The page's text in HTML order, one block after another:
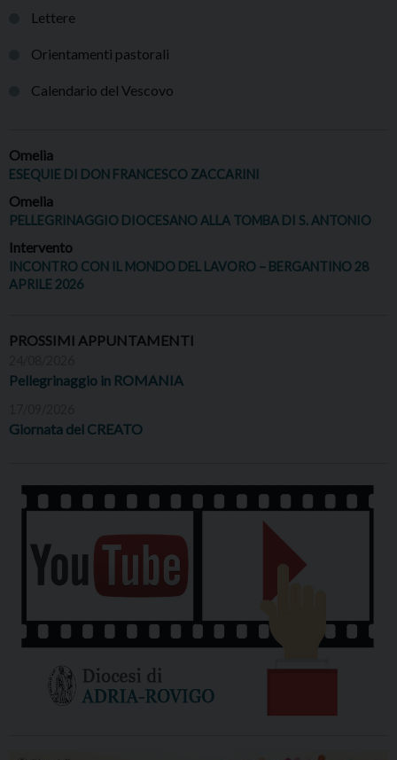
Lettere
Orientamenti pastorali
Calendario del Vescovo
Omelia
ESEQUIE DI DON FRANCESCO ZACCARINI
Omelia
PELLEGRINAGGIO DIOCESANO ALLA TOMBA DI S. ANTONIO
Intervento
INCONTRO CON IL MONDO DEL LAVORO – BERGANTINO 28
APRILE 2026
PROSSIMI APPUNTAMENTI
Pellegrinaggio in ROMANIA
Giornata del CREATO